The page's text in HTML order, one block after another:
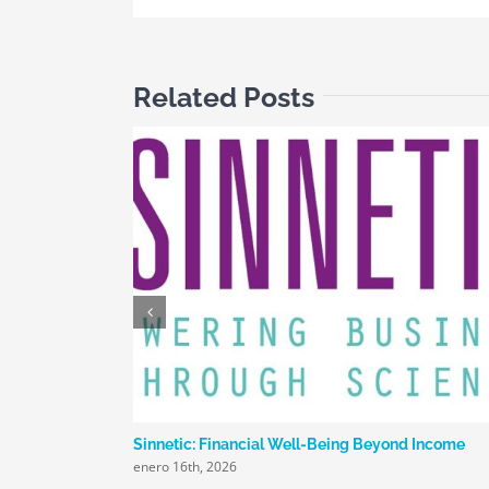
Related Posts
Sinnetic: Financial Well-Being Beyond Income
enero 16th, 2026